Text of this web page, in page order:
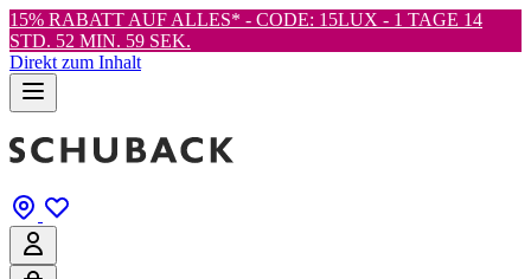
15% RABATT AUF ALLES* - CODE: 15LUX - 1 TAGE 14
STD. 52 MIN. 59 SEK.
Direkt zum Inhalt